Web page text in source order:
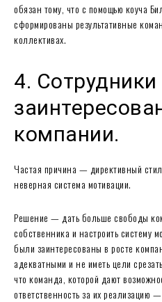
обязан тому, что с помощью коуча
сформированы результативные
коллективах.
4. Сотрудники
компании.
Частая причина — директивный
неверная система мотивации.
Решение — дать больше свободы
собственника и настроить систему
были заинтересованы в росте
адекватными и не иметь цели
что команда, которой дают
ответственность за их реализацию